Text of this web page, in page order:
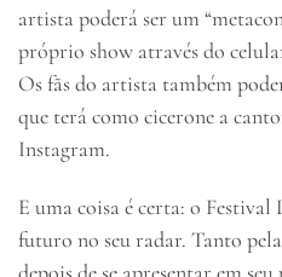
artista poderá ser um
próprio show através do
Os fãs do artista também
que terá como cicerone a
Instagram.
E uma coisa é certa: o Festival
futuro no seu radar. Tanto